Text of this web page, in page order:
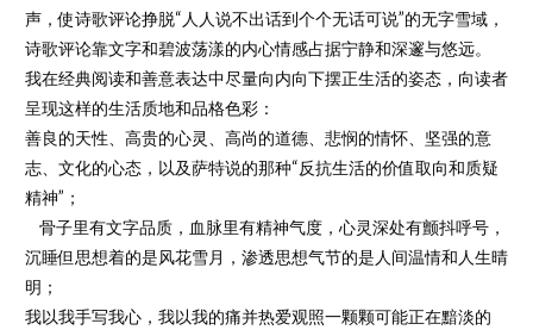
声，使诗歌评论挣脱“人人说不出话到个个无话可说”的无字雪域，
诗歌评论靠文字和碧波荡漾的内心情感占据宁静和深邃与悠远。
我在经典阅读和善意表达中尽量向内向下摆正生活的姿态，向读者
呈现这样的生活质地和品格色彩：
善良的天性、高贵的心灵、高尚的道德、悲悯的情怀、坚强的意
志、文化的心态，以及萨特说的那种“反抗生活的价值取向和质疑
精神”；
骨子里有文字品质，血脉里有精神气度，心灵深处有颤抖呼号，
沉睡但思想着的是风花雪月，渗透思想气节的是人间温情和人生晴
明；
我以我手写我心，我以我的痛并热爱观照一颗颗可能正在黯淡的